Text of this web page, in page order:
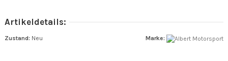
Artikeldetails:
Marke:
Zustand: Neu